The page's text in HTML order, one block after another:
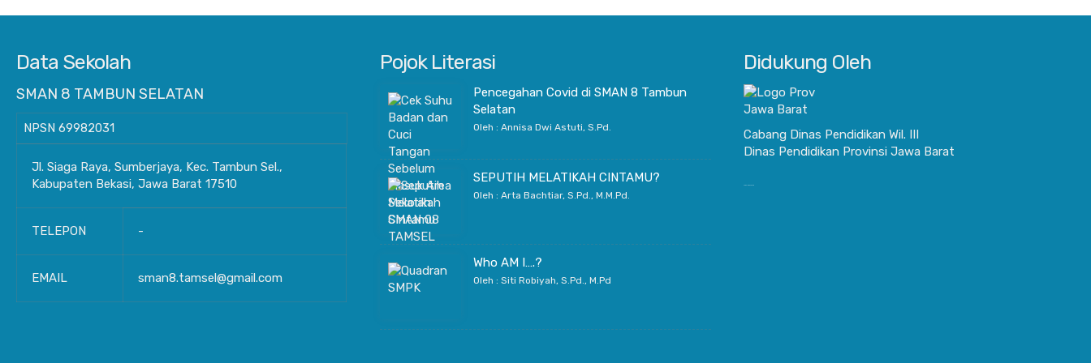
Data Sekolah
SMAN 8 TAMBUN SELATAN
NPSN 69982031
Jl. Siaga Raya, Sumberjaya, Kec. Tambun Sel.,
Kabupaten Bekasi, Jawa Barat 17510
TELEPON -
EMAIL sman8.tamsel@gmail.com
Pojok Literasi
Pencegahan Covid di SMAN 8 Tambun
Selatan
Oleh : Annisa Dwi Astuti, S.Pd.
SEPUTIH MELATIKAH CINTAMU?
Oleh : Arta Bachtiar, S.Pd., M.M.Pd.
Who AM I….?
Oleh : Siti Robiyah, S.Pd., M.Pd
Didukung Oleh
Cabang Dinas Pendidikan Wil. III
Dinas Pendidikan Provinsi Jawa Barat